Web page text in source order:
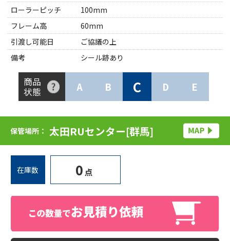
ローラーピッチ
100mm
フレーム高
60mm
引渡し可能日
ご協議の上
備考
シール跡あり
商品
状態
A B C D E
保管場所： 太田RUセンター[群馬]
在庫数 0 点